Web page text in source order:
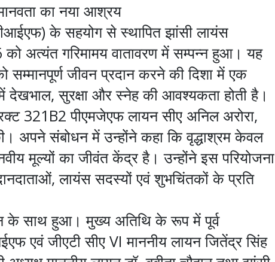
का नया आश्रय
के सहयोग से स्थापित झांसी लायंस
अत्यंत गरिमामय वातावरण में सम्पन्न हुआ। यह
सम्मानपूर्ण जीवन प्रदान करने की दिशा में एक
देखभाल, सुरक्षा और स्नेह की आवश्यकता होती है।
321B2 पीएमजेएफ लायन सीए अनिल अरोरा,
अपने संबोधन में उन्होंने कहा कि वृद्धाश्रम केवल
मूल्यों का जीवंत केंद्र है। उन्होंने इस परियोजना
लायंस सदस्यों एवं शुभचिंतकों के प्रति
के साथ हुआ। मुख्य अतिथि के रूप में पूर्व
एवं जीएटी सीए VI माननीय लायन जितेंद्र सिंह